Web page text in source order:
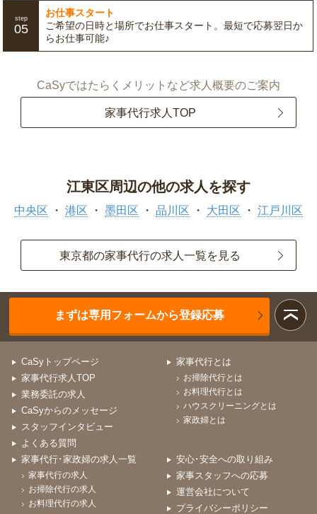
step
05
お仕事スタート
ご希望の日時と場所でお仕事スタート。最短で応募翌日か
らお仕事可能♪
CaSyではたらくメリットなど求人概要のご案内
家事代行求人TOP
江東区周辺の他の求人を探す
中央区 港区 墨田区 品川区 大田区 江戸川区
東京都の家事代行の求人一覧を見る
まずは専用フォームから登録応募
CaSyトップページ
家事代行求人TOP
業務委託の求人
CaSyからのメッセージ
スタッフインタビュー
よくある質問
家事代行とは
お掃除代行とは
お料理代行とは
ハウスクリーニングとは
家政婦とは
家事代行･家政婦の求人一覧
家事代行の求人
お掃除代行の求人
お料理代行の求人
安心･安全への取り組み
家事スタッフへの応募
運営会社について
プライバシーポリシー